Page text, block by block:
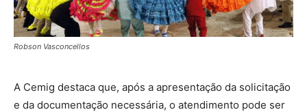
Robson Vasconcellos
A Cemig destaca que, após a apresentação da solicitação
e da documentação necessária, o atendimento pode ser